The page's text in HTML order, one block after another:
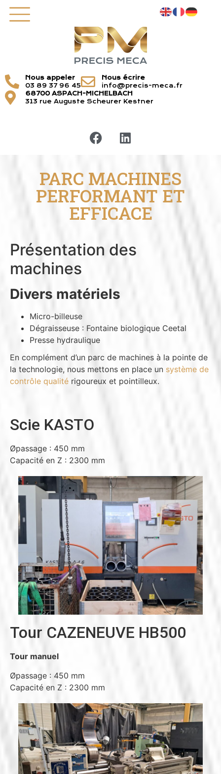
Nous appeler
03 89 37 96 45
Nous écrire
info@precis-meca.fr
68700 ASPACH-MICHELBACH
313 rue Auguste Scheurer Kestner
PARC MACHINES
PERFORMANT ET
EFFICACE
Présentation des
machines
Divers matériels
Micro-billeuse
Dégraisseuse : Fontaine biologique Ceetal
Presse hydraulique
En complément d’un parc de machines à la pointe de
la technologie, nous mettons en place un système de
contrôle qualité rigoureux et pointilleux.
Scie KASTO
Øpassage : 450 mm
Capacité en Z : 2300 mm
Tour CAZENEUVE HB500
Tour manuel
Øpassage : 450 mm
Capacité en Z : 2300 mm